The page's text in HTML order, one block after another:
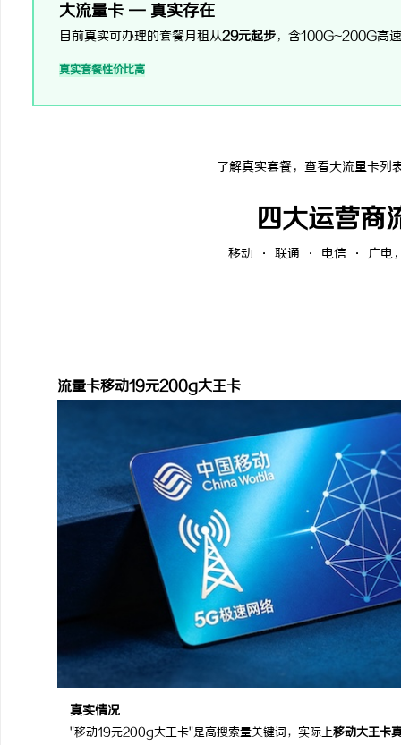
大流量卡 — 真实存在
目前真实可办理的套餐月租从29元起步，含100G~200G高
真实套餐性价比高
了解真实套餐，查看大流量卡列
四大运营商
移动 · 联通 · 电信 · 广电，
流量卡移动19元200g大王卡
真实情况
"移动19元200g大王卡"是高搜索量关键词，实际上移动大王卡